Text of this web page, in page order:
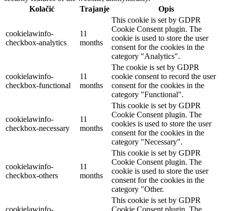
Kolačić
Trajanje Opis
cookielawinfo-
checkbox-analytics
11
months
This cookie is set by GDPR
Cookie Consent plugin. The
cookie is used to store the user
consent for the cookies in the
category "Analytics".
cookielawinfo-
checkbox-functional
11
months
The cookie is set by GDPR
cookie consent to record the user
consent for the cookies in the
category "Functional".
cookielawinfo-
checkbox-necessary
11
months
This cookie is set by GDPR
Cookie Consent plugin. The
cookies is used to store the user
consent for the cookies in the
category "Necessary".
cookielawinfo-
checkbox-others
11
months
This cookie is set by GDPR
Cookie Consent plugin. The
cookie is used to store the user
consent for the cookies in the
category "Other.
cookielawinfo-
This cookie is set by GDPR
Cookie Consent plugin. The